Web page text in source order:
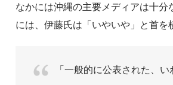
なかには沖縄の主要メディアは十
には、伊藤氏は「いやいや」と首を
「一般的に公表された、